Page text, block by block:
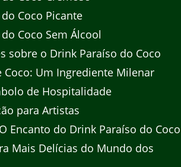
Coco Picante
Coco Sem Álcool
sobre o Drink Paraíso do Coco
Coco: Um Ingrediente Milenar
de Hospitalidade
para Artistas
Encanto do Drink Paraíso do Coco
Mais Delícias do Mundo dos